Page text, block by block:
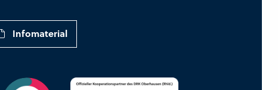
Infomaterial